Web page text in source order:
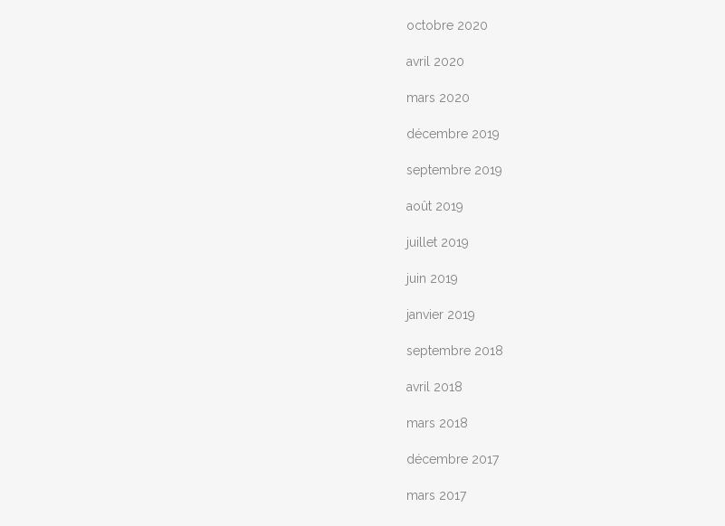
octobre 2020
avril 2020
mars 2020
décembre 2019
septembre 2019
août 2019
juillet 2019
juin 2019
janvier 2019
septembre 2018
avril 2018
mars 2018
décembre 2017
mars 2017